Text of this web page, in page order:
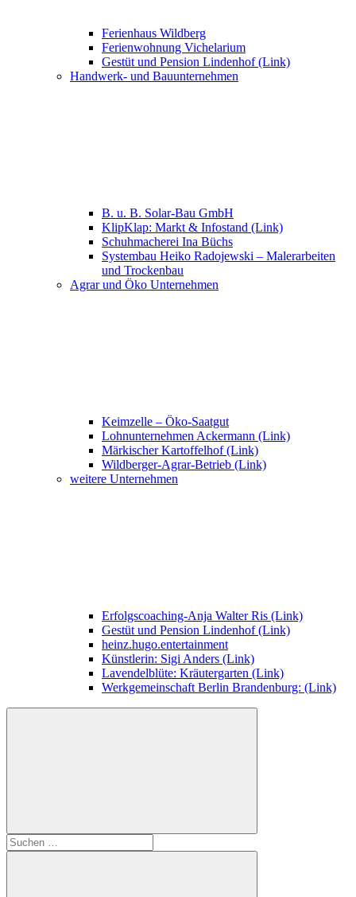
Ferienhaus Wildberg
Ferienwohnung Vichelarium
Gestüt und Pension Lindenhof (Link)
Handwerk- und Bauunternehmen
B. u. B. Solar-Bau GmbH
KlipKlap: Markt & Infostand (Link)
Schuhmacherei Ina Büchs
Systembau Heiko Radojewski – Malerarbeiten
und Trockenbau
Agrar und Öko Unternehmen
Keimzelle – Öko-Saatgut
Lohnunternehmen Ackermann (Link)
Märkischer Kartoffelhof (Link)
Wildberger-Agrar-Betrieb (Link)
weitere Unternehmen
Erfolgscoaching-Anja Walter Ris (Link)
Gestüt und Pension Lindenhof (Link)
heinz.hugo.entertainment
Künstlerin: Sigi Anders (Link)
Lavendelblüte: Kräutergarten (Link)
Werkgemeinschaft Berlin Brandenburg: (Link)
Suchen
nach: